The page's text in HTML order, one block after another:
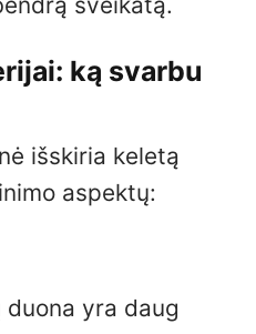
ką svarbu
išskiria keletą
aspektų:
duona yra daug